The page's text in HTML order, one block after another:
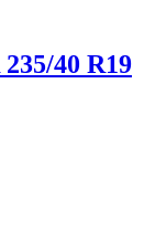
235/40 R19